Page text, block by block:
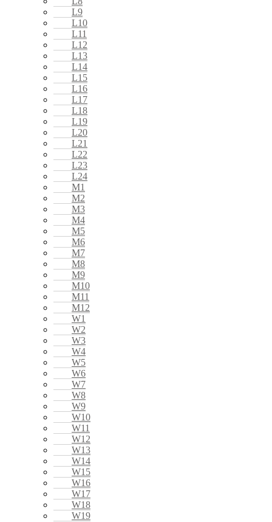
L9
L10
L11
L12
L13
L14
L15
L16
L17
L18
L19
L20
L21
L22
L23
L24
M1
M2
M3
M4
M5
M6
M7
M8
M9
M10
M11
M12
W1
W2
W3
W4
W5
W6
W7
W8
W9
W10
W11
W12
W13
W14
W15
W16
W17
W18
W19